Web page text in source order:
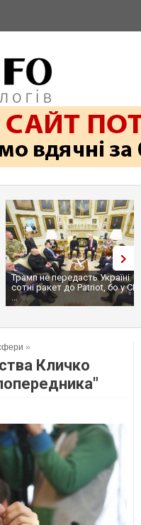
Трамп не передасть Україні
сотні ракет до Patriot, бо у
...
»
Кличко